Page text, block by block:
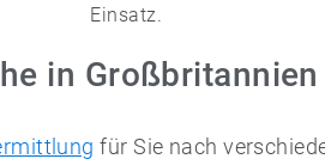
Einsatz.
in Großbritannien
für Sie nach